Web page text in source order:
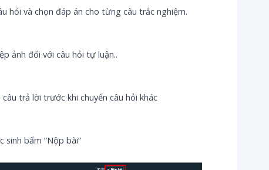
hỏi và chọn đáp án cho từng câu trắc nghiệm.
ảnh đối với câu hỏi tự luận..
trả lời trước khi chuyển câu hỏi khác
sinh bấm “Nộp bài”